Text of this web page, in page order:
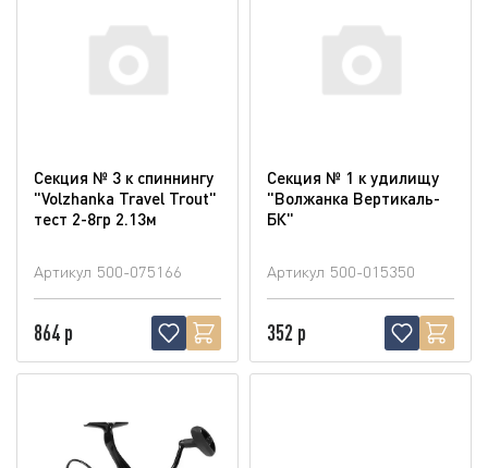
Секция № 3 к спиннингу
"Volzhanka Travel Trout"
тест 2-8гр 2.13м
Артикул 500-075166
864 р
Секция № 1 к удилищу
"Волжанка Вертикаль-
БК"
Артикул 500-015350
352 р